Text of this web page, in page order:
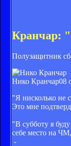
Кранчар:
Полузащитник
Нико Кранчар08
"Я нисколько не
Это мне
"В субботу я
себе место на
-